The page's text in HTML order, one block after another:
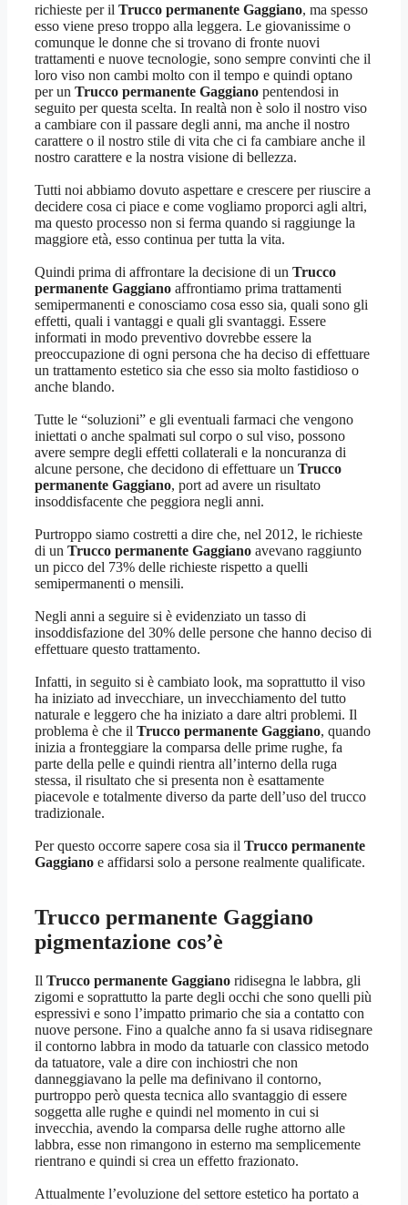
richieste per il Trucco permanente Gaggiano, ma spesso
esso viene preso troppo alla leggera. Le giovanissime o
comunque le donne che si trovano di fronte nuovi
trattamenti e nuove tecnologie, sono sempre convinti che il
loro viso non cambi molto con il tempo e quindi optano
per un Trucco permanente Gaggiano pentendosi in
seguito per questa scelta. In realtà non è solo il nostro viso
a cambiare con il passare degli anni, ma anche il nostro
carattere o il nostro stile di vita che ci fa cambiare anche il
nostro carattere e la nostra visione di bellezza.
Tutti noi abbiamo dovuto aspettare e crescere per riuscire a
decidere cosa ci piace e come vogliamo proporci agli altri,
ma questo processo non si ferma quando si raggiunge la
maggiore età, esso continua per tutta la vita.
Quindi prima di affrontare la decisione di un Trucco
permanente Gaggiano affrontiamo prima trattamenti
semipermanenti e conosciamo cosa esso sia, quali sono gli
effetti, quali i vantaggi e quali gli svantaggi. Essere
informati in modo preventivo dovrebbe essere la
preoccupazione di ogni persona che ha deciso di effettuare
un trattamento estetico sia che esso sia molto fastidioso o
anche blando.
Tutte le “soluzioni” e gli eventuali farmaci che vengono
iniettati o anche spalmati sul corpo o sul viso, possono
avere sempre degli effetti collaterali e la noncuranza di
alcune persone, che decidono di effettuare un Trucco
permanente Gaggiano, port ad avere un risultato
insoddisfacente che peggiora negli anni.
Purtroppo siamo costretti a dire che, nel 2012, le richieste
di un Trucco permanente Gaggiano avevano raggiunto
un picco del 73% delle richieste rispetto a quelli
semipermanenti o mensili.
Negli anni a seguire si è evidenziato un tasso di
insoddisfazione del 30% delle persone che hanno deciso di
effettuare questo trattamento.
Infatti, in seguito si è cambiato look, ma soprattutto il viso
ha iniziato ad invecchiare, un invecchiamento del tutto
naturale e leggero che ha iniziato a dare altri problemi. Il
problema è che il Trucco permanente Gaggiano, quando
inizia a fronteggiare la comparsa delle prime rughe, fa
parte della pelle e quindi rientra all’interno della ruga
stessa, il risultato che si presenta non è esattamente
piacevole e totalmente diverso da parte dell’uso del trucco
tradizionale.
Per questo occorre sapere cosa sia il Trucco permanente
Gaggiano e affidarsi solo a persone realmente qualificate.
Trucco permanente Gaggiano
pigmentazione cos’è
Il Trucco permanente Gaggiano ridisegna le labbra, gli
zigomi e soprattutto la parte degli occhi che sono quelli più
espressivi e sono l’impatto primario che sia a contatto con
nuove persone. Fino a qualche anno fa si usava ridisegnare
il contorno labbra in modo da tatuarle con classico metodo
da tatuatore, vale a dire con inchiostri che non
danneggiavano la pelle ma definivano il contorno,
purtroppo però questa tecnica allo svantaggio di essere
soggetta alle rughe e quindi nel momento in cui si
invecchia, avendo la comparsa delle rughe attorno alle
labbra, esse non rimangono in esterno ma semplicemente
rientrano e quindi si crea un effetto frazionato.
Attualmente l’evoluzione del settore estetico ha portato a